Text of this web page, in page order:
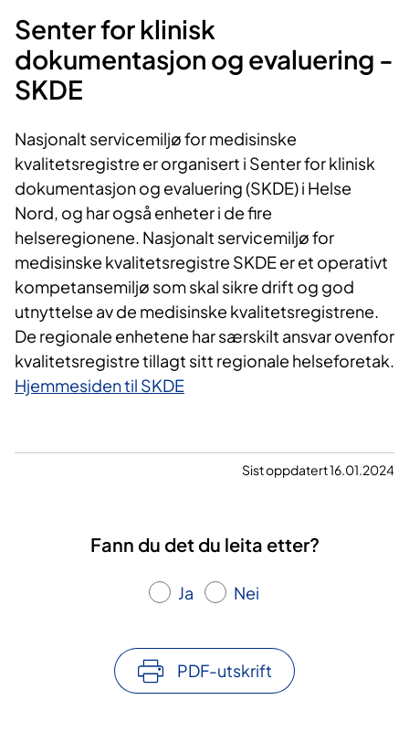
Senter for klinisk
dokumentasjon og evaluering -
SKDE
Nasjonalt servicemiljø for medisinske
kvalitetsregistre er organisert i Senter for klinisk
dokumentasjon og evaluering (SKDE) i Helse
Nord, og har også enheter i de fire
helseregionene. Nasjonalt servicemiljø for
medisinske kvalitetsregistre SKDE er et operativt
kompetansemiljø som skal sikre drift og god
utnyttelse av de medisinske kvalitetsregistrene.
De regionale enhetene har særskilt ansvar ovenfor
kvalitetsregistre tillagt sitt regionale helseforetak.
Hjemmesiden til SKDE
Sist oppdatert 16.01.2024
Fann du det du leita etter?
Ja Nei
PDF-utskrift